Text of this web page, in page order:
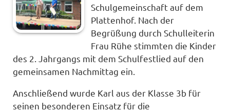
Schulgemeinschaft auf dem
Plattenhof. Nach der
Begrüßung durch Schulleiterin
Frau Rühe stimmten die Kinder
des 2. Jahrgangs mit dem Schulfestlied auf den
gemeinsamen Nachmittag ein.
Anschließend wurde Karl aus der Klasse 3b für
seinen besonderen Einsatz für die